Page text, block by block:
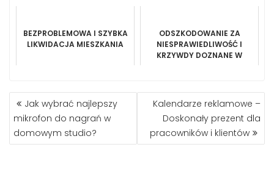
BEZPROBLEMOWA I SZYBKA
LIKWIDACJA MIESZKANIA
ODSZKODOWANIE ZA
NIESPRAWIEDLIWOŚĆ I
KRZYWDY DOZNANE W
NAWIGACJA
WPISU
Jak wybrać najlepszy
mikrofon do nagrań w
domowym studio?
Kalendarze reklamowe –
Doskonały prezent dla
pracowników i klientów